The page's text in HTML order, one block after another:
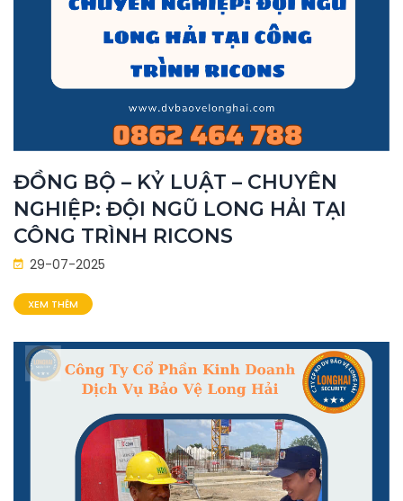
ĐỒNG BỘ – KỶ LUẬT – CHUYÊN
NGHIỆP: ĐỘI NGŨ LONG HẢI TẠI
CÔNG TRÌNH RICONS
29-07-2025
XEM THÊM